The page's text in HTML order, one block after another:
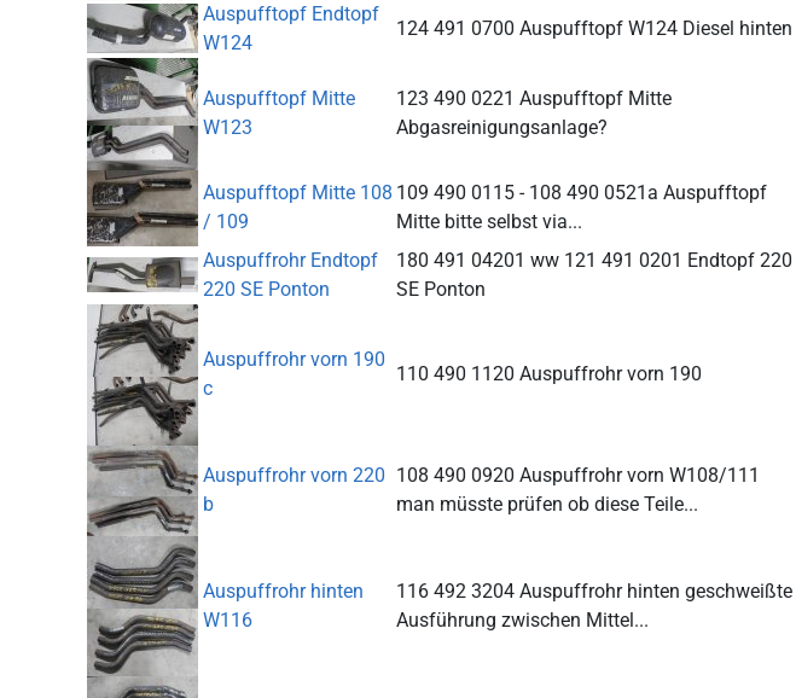
Auspufftopf Endtopf
W124
124 491 0700 Auspufftopf W124 Diesel hinten
Auspufftopf Mitte
W123
123 490 0221 Auspufftopf Mitte
Abgasreinigungsanlage?
Auspufftopf Mitte 108
/ 109
109 490 0115 - 108 490 0521a Auspufftopf
Mitte bitte selbst via...
Auspuffrohr Endtopf
220 SE Ponton
180 491 04201 ww 121 491 0201 Endtopf 220
SE Ponton
Auspuffrohr vorn 190
c
110 490 1120 Auspuffrohr vorn 190
Auspuffrohr vorn 220
b
108 490 0920 Auspuffrohr vorn W108/111
man müsste prüfen ob diese Teile...
Auspuffrohr hinten
W116
116 492 3204 Auspuffrohr hinten geschweißte
Ausführung zwischen Mittel...